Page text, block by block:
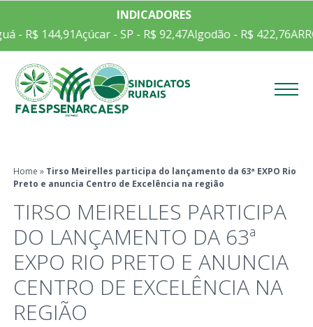
INDICADORES
- R$ 144,91Açúcar - SP - R$ 92,47Algodão - R$ 422,76
Home » Tirso Meirelles participa do lançamento da 63ª EXPO Rio
Preto e anuncia Centro de Excelência na região
TIRSO MEIRELLES PARTICIPA
DO LANÇAMENTO DA 63ª
EXPO RIO PRETO E ANUNCIA
CENTRO DE EXCELÊNCIA NA
REGIÃO